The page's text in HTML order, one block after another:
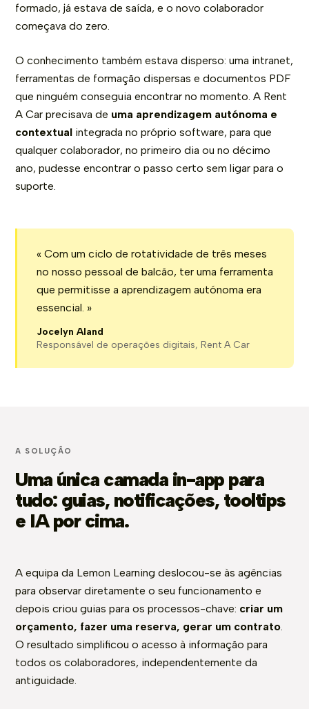
formado, já estava de saída, e o novo colaborador
começava do zero.
O conhecimento também estava disperso: uma intranet,
ferramentas de formação dispersas e documentos PDF
que ninguém conseguia encontrar no momento. A Rent
A Car precisava de uma aprendizagem autónoma e
contextual integrada no próprio software, para que
qualquer colaborador, no primeiro dia ou no décimo
ano, pudesse encontrar o passo certo sem ligar para o
suporte.
« Com um ciclo de rotatividade de três meses
no nosso pessoal de balcão, ter uma ferramenta
que permitisse a aprendizagem autónoma era
essencial. »
Jocelyn Aland
Responsável de operações digitais, Rent A Car
A SOLUÇÃO
Uma única camada in-app para
tudo: guias, notificações, tooltips
e IA por cima.
A equipa da Lemon Learning deslocou-se às agências
para observar diretamente o seu funcionamento e
depois criou guias para os processos-chave: criar um
orçamento, fazer uma reserva, gerar um contrato
O resultado simplificou o acesso à informação para
todos os colaboradores, independentemente da
antiguidade.